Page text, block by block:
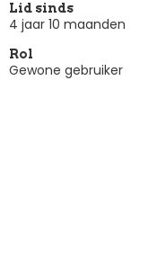
Lid sinds
4 jaar 10 maanden
Rol
Gewone gebruiker